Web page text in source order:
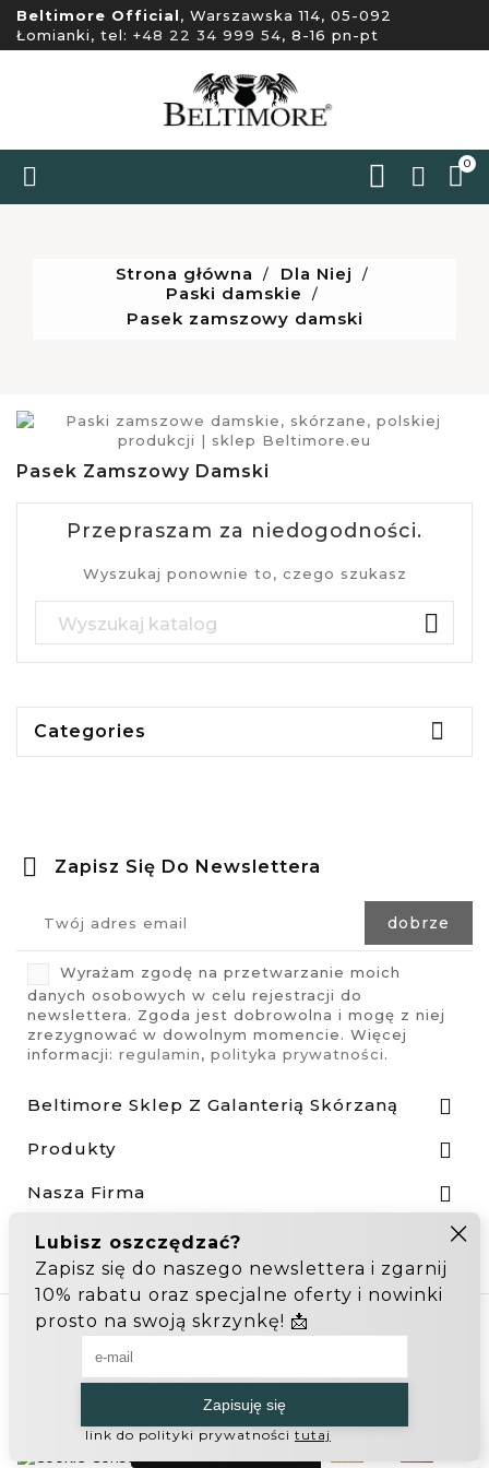
Beltimore Official, Warszawska 114, 05-092
Łomianki, tel: +48 22 34 999 54, 8-16 pn-pt

 0
Strona główna
Dla Niej
Paski damskie
Pasek zamszowy damski
Pasek Zamszowy Damski
Przepraszam za niedogodności.
Wyszukaj ponownie to, czego szukasz

Categories 
Zapisz Się Do Newslettera
Wyrażam zgodę na przetwarzanie moich
danych osobowych w celu rejestracji do
newslettera. Zgoda jest dobrowolna i mogę z niej
zrezygnować w dowolnym momencie. Więcej
informacji: regulamin, polityka prywatności.
Beltimore Sklep Z Galanterią Skórzaną 
Produkty 
Nasza Firma 
Zakupy hurtowe:Hurtownia Galanterii